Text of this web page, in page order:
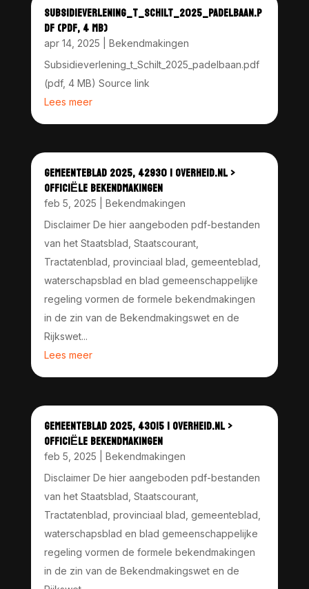
SUBSIDIEVERLENING_T_SCHILT_2025_PADELBAAN.P
DF (PDF, 4 MB)
apr 14, 2025
Bekendmakingen
Subsidieverlening_t_Schilt_2025_padelbaan.pdf
(pdf, 4 MB) Source link
Lees meer
GEMEENTEBLAD 2025, 42930 | OVERHEID.NL >
OFFICIËLE BEKENDMAKINGEN
feb 5, 2025
Bekendmakingen
Disclaimer De hier aangeboden pdf-bestanden
van het Staatsblad, Staatscourant,
Tractatenblad, provinciaal blad, gemeenteblad,
waterschapsblad en blad gemeenschappelijke
regeling vormen de formele bekendmakingen
in de zin van de Bekendmakingswet en de
Rijkswet...
Lees meer
GEMEENTEBLAD 2025, 43015 | OVERHEID.NL >
OFFICIËLE BEKENDMAKINGEN
feb 5, 2025
Bekendmakingen
Disclaimer De hier aangeboden pdf-bestanden
van het Staatsblad, Staatscourant,
Tractatenblad, provinciaal blad, gemeenteblad,
waterschapsblad en blad gemeenschappelijke
regeling vormen de formele bekendmakingen
in de zin van de Bekendmakingswet en de